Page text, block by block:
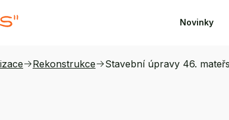
Novinky
Rekonstrukce Stavební úpravy 46.